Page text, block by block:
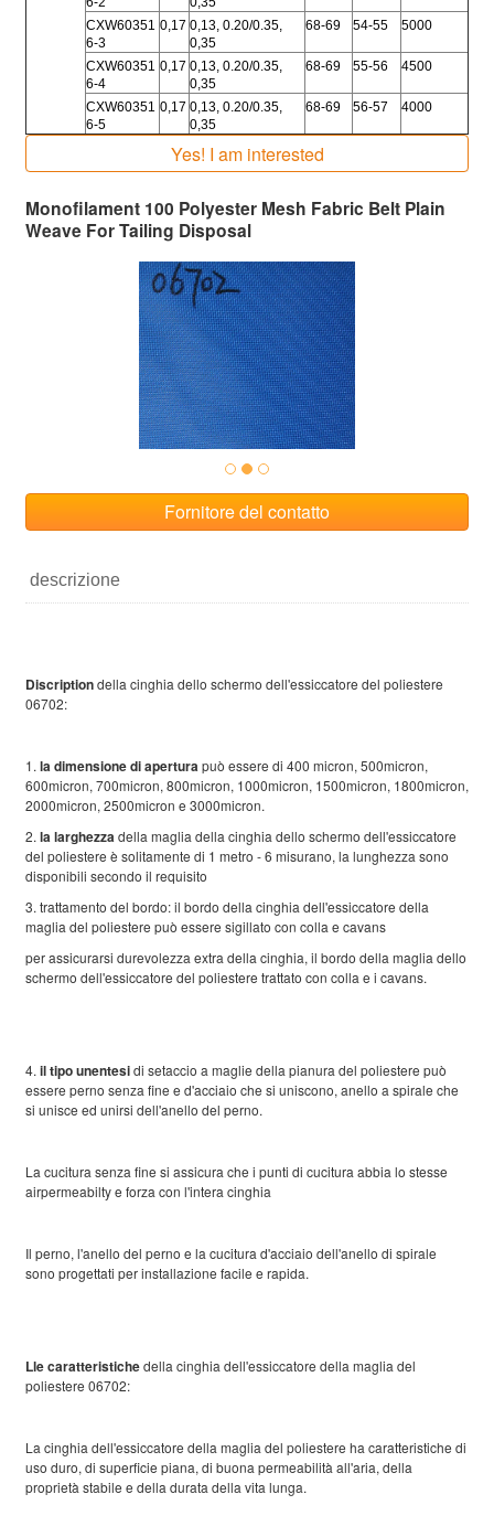
CXW60351
6-3
0,17 0,13, 0.20/0.35,
0,35
68-69 54-55 5000
CXW60351
6-4
0,17 0,13, 0.20/0.35,
0,35
68-69 55-56 4500
CXW60351
6-5
0,17 0,13, 0.20/0.35,
0,35
68-69 56-57 4000
Yes! I am interested
Monofilament 100 Polyester Mesh Fabric Belt Plain
Weave For Tailing Disposal
Fornitore del contatto
descrizione
Discriptiondella cinghia dello schermo dell'essiccatore del poliestere
06702:
1. la dimensione di aperturapuò essere di 400 micron, 500micron,
600micron, 700micron, 800micron, 1000micron, 1500micron, 1800micron,
2000micron, 2500micron e 3000micron.
2. la larghezzadella maglia della cinghia dello schermo dell'essiccatore
del poliestere è solitamente di 1 metro - 6 misurano, la lunghezza sono
disponibili secondo il requisito
3. trattamento del bordo: il bordo della cinghia dell'essiccatore della
maglia del poliestere può essere sigillato con colla e cavans
per assicurarsi durevolezza extra della cinghia, il bordo della maglia dello
schermo dell'essiccatore del poliestere trattato con colla e i cavans.
4. il tipo unentesidi setaccio a maglie della pianura del poliestere può
essere perno senza fine e d'acciaio che si uniscono, anello a spirale che
si unisce ed unirsi dell'anello del perno.
La cucitura senza fine si assicura che i punti di cucitura abbia lo stesse
airpermeabilty e forza con l'intera cinghia
Il perno, l'anello del perno e la cucitura d'acciaio dell'anello di spirale
sono progettati per installazione facile e rapida.
Lle caratteristichedella cinghia dell'essiccatore della maglia del
poliestere 06702:
La cinghia dell'essiccatore della maglia del poliestere ha caratteristiche di
uso duro, di superficie piana, di buona permeabilità all'aria, della
proprietà stabile e della durata della vita lunga.